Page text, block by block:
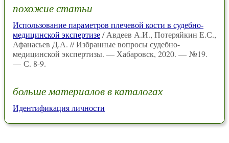
похожие статьи
Использование параметров плечевой кости в судебно-
медицинской экспертизе/ Авдеев А.И., Потеряйкин Е.С.,
Афанасьев Д.А. // Избранные вопросы судебно-
медицинской экспертизы. — Хабаровск, 2020. — №19.
— С. 8-9.
больше материалов в каталогах
Идентификация личности